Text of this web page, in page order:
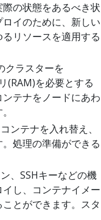
の状態をあるべき状
イのために、新しい
リソースを適用する
クラスターを
(RAM)を必要とする
テナをノードにあわ
ンテナを入れ替え、
処理の準備ができる
、SSHキーなどの機
し、コンテナイメー
とができます。スタ